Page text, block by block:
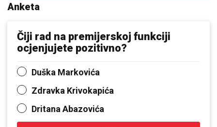
Anketa
Čiji rad na premijerskoj funkciji
ocjenjujete pozitivno?
Duška Markovića
Zdravka Krivokapića
Dritana Abazovića